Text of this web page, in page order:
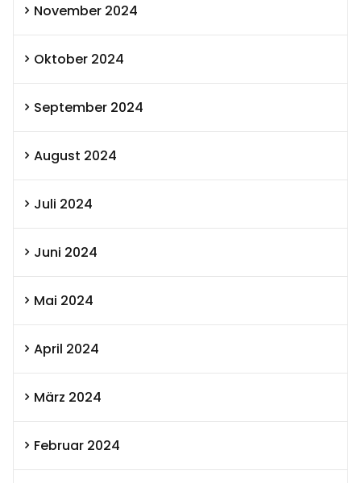
November 2024
Oktober 2024
September 2024
August 2024
Juli 2024
Juni 2024
Mai 2024
April 2024
März 2024
Februar 2024